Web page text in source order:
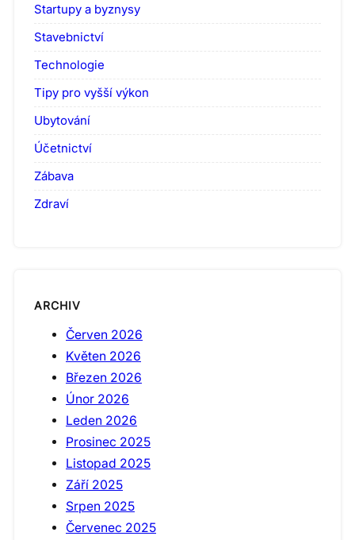
Startupy a byznysy
Stavebnictví
Technologie
Tipy pro vyšší výkon
Ubytování
Účetnictví
Zábava
Zdraví
ARCHIV
Červen 2026
Květen 2026
Březen 2026
Únor 2026
Leden 2026
Prosinec 2025
Listopad 2025
Září 2025
Srpen 2025
Červenec 2025